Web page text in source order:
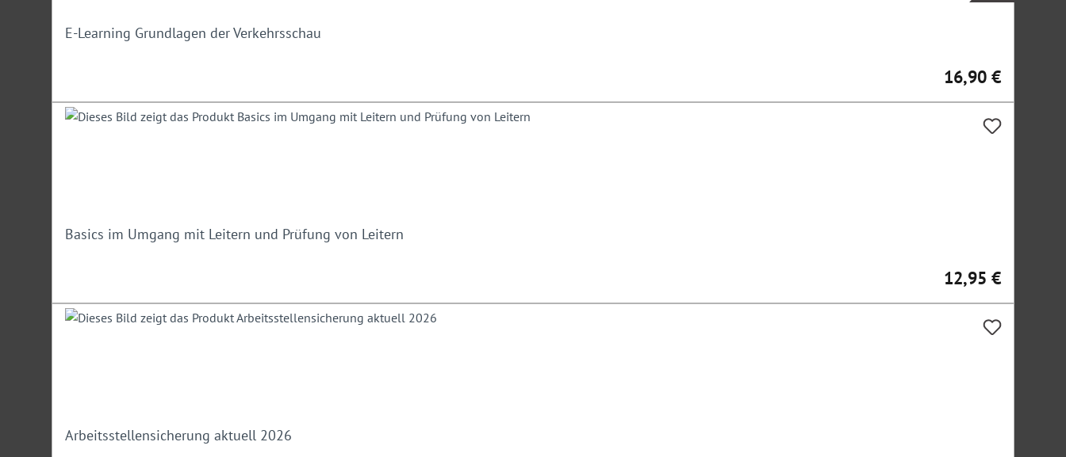
E-Learning Grundlagen der Verkehrsschau
Regulärer Preis:
16,90 €
Basics im Umgang mit Leitern und Prüfung von Leitern
Regulärer Preis:
12,95 €
Arbeitsstellensicherung aktuell 2026